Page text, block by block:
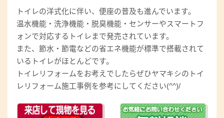
トイレの洋式化に伴い、便座の普及も進んでいます。
温水機能・洗浄機能・脱臭機能・センサーやスマートフ
ォンで対応するトイレまで発売されています。
また、節水・節電などの省エネ機能が標準で搭載されて
いるトイレがほとんどです。
トイレリフォームをお考えでしたらぜひヤマキシのトイ
レリフォーム施工事例を参考にしてください(^^)/